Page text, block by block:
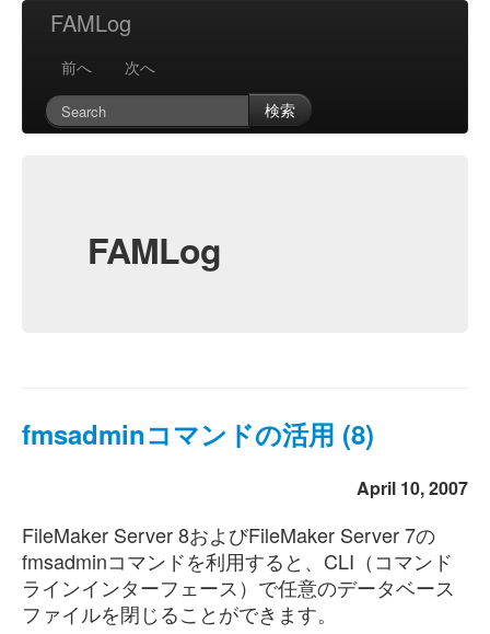
FAMLog
前へ
次へ
検索
FAMLog
fmsadminコマンドの活用 (8)
April 10, 2007
FileMaker Server 8およびFileMaker Server 7の
fmsadminコマンドを利用すると、CLI（コマンド
ラインインターフェース）で任意のデータベース
ファイルを閉じることができます。